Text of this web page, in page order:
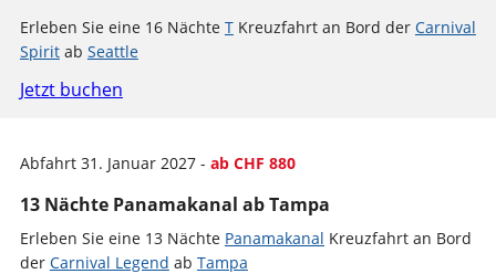
Erleben Sie eine 16 Nächte TKreuzfahrt an Bord der Carnival
Spiritab Seattle
Jetzt buchen
Abfahrt 31. Januar 2027 - ab CHF 880
13 Nächte Panamakanal ab Tampa
Erleben Sie eine 13 Nächte Panamakanal Kreuzfahrt an Bord
der Carnival Legend ab Tampa